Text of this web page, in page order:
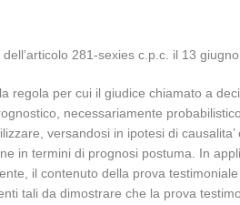
281-sexies c.p.c. il 13
per cui il giudice chiamato a
necessariamente
versandosi in ipotesi di
in termini di prognosi postuma. In
il contenuto della prova
tali da dimostrare che la prova